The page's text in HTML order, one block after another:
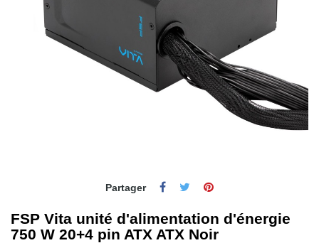
Partager
FSP Vita unité d'alimentation d'énergie
750 W 20+4 pin ATX ATX Noir